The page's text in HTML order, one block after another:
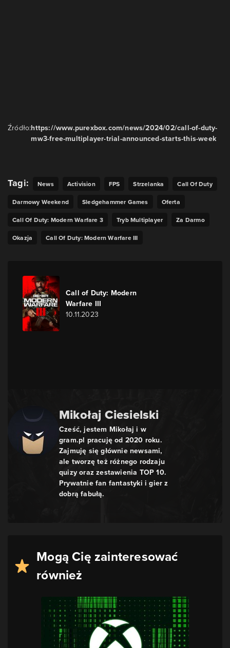
Źródło:https://www.purexbox.com/news/2024/02/call-of-duty-
mw3-free-multiplayer-trial-announced-starts-this-week
Tagi: News Activision FPS Strzelanka Call Of Duty
Darmowy Weekend Sledgehammer Games Oferta
Call Of Duty: Modern Warfare 3 Tryb Multiplayer Za Darmo
Okazja Call Of Duty: Modern Warfare III
Mikołaj Ciesielski
Cześć, jestem Mikołaj i w
gram.pl pracuję od 2020 roku.
Zajmuję się głównie newsami,
ale tworzę też różnego rodzaju
quizy oraz zestawienia TOP 10.
Prywatnie fan fantastyki i gier z
dobrą fabułą.
Call of Duty: Modern
Warfare III
10.11.2023
Mogą Cię zainteresować
również